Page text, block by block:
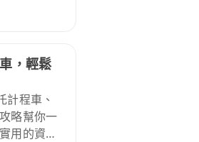
，輕鬆
程車、
略幫你一
用的資